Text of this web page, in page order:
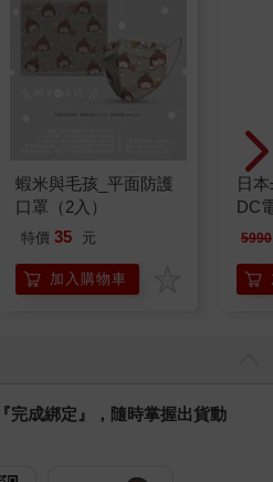
蝦米與毛孩_平面防護
口罩（2入）
特價 35 元
加入購物車
日
DC
5990
完成綁定』，隨時掌握出貨動